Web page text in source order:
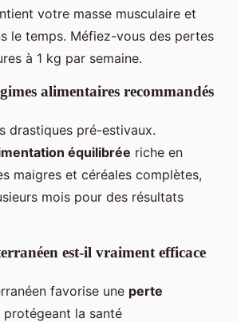
votre masse musculaire et
le temps. Méfiez-vous des pertes
à 1 kg par semaine.
alimentaires recommandés
drastiques pré-estivaux.
équilibrée riche en
maigres et céréales complètes,
mois pour des résultats
est-il vraiment efficace
favorise une perte
la santé